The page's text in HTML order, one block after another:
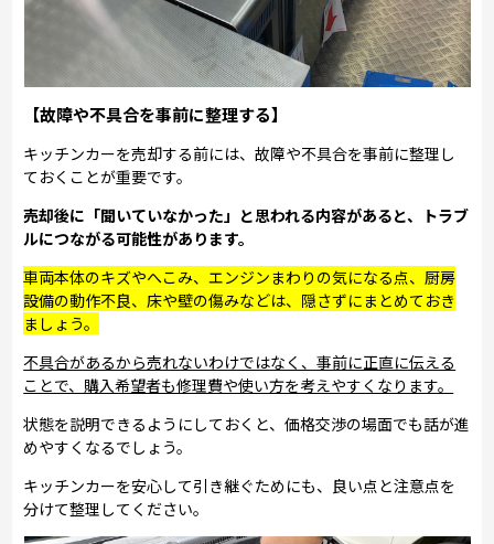
【故障や不具合を事前に整理する】
キッチンカーを売却する前には、故障や不具合を事前に整理し
ておくことが重要です。
売却後に「聞いていなかった」と思われる内容があると、トラブ
ルにつながる可能性があります。
車両本体のキズやへこみ、エンジンまわりの気になる点、厨房
設備の動作不良、床や壁の傷みなどは、隠さずにまとめておき
ましょう。
不具合があるから売れないわけではなく、事前に正直に伝える
ことで、購入希望者も修理費や使い方を考えやすくなります。
状態を説明できるようにしておくと、価格交渉の場面でも話が進
めやすくなるでしょう。
キッチンカーを安心して引き継ぐためにも、良い点と注意点を
分けて整理してください。